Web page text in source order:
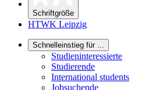
Schriftgröße
HTWK Leipzig
Schnelleinstieg für ...
Studieninteressierte
Studierende
International students
Jobsuchende